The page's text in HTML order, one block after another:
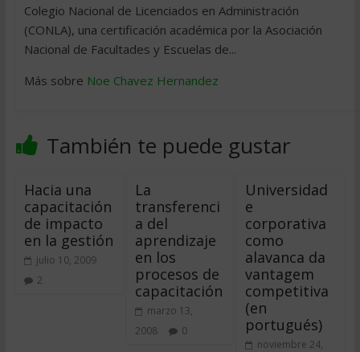
Colegio Nacional de Licenciados en Administración
(CONLA), una certificación académica por la Asociación
Nacional de Facultades y Escuelas de...
Más sobre Noe Chavez Hernandez
También te puede gustar
Hacia una
capacitación
de impacto
en la gestión
julio 10, 2009
2
La
transferenci
a del
aprendizaje
en los
procesos de
capacitación
marzo 13,
2008
0
Universidad
e
corporativa
como
alavanca da
vantagem
competitiva
(en
portugués)
noviembre 24,